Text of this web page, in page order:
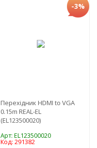
-3%
Перехідник HDMI to VGA
0.15m REAL-EL
(EL123500020)
Арт: EL123500020
Код: 291382